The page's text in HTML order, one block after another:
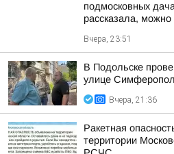
подмосковных
рассказала, можно
Вчера, 23:51
В Подольске
улице
Вчера, 21:36
Ракетная
территории